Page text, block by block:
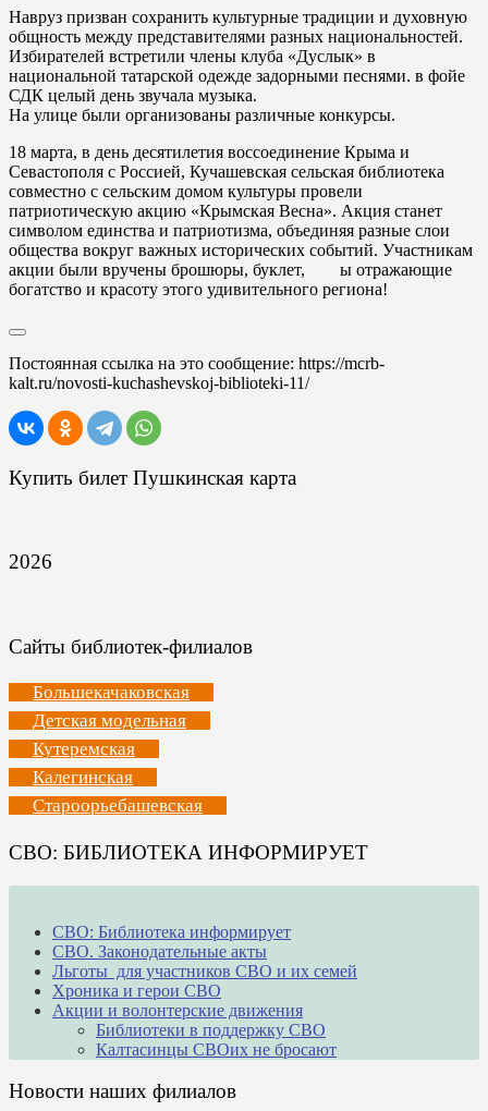
Навруз призван сохранить культурные традиции и духовную
общность между представителями разных национальностей.
Избирателей встретили члены клуба «Дуслык» в
национальной татарской одежде задорными песнями. в фойе
СДК целый день звучала музыка.
На улице были организованы различные конкурсы.
18 марта, в день десятилетия воссоединение Крыма и
Севастополя с Россией, Кучашевская сельская библиотека
совместно с сельским домом культуры провели
патриотическую акцию «Крымская Весна». Акция станет
символом единства и патриотизма, объединяя разные слои
общества вокруг важных исторических событий. Участникам
акции были вручены брошюры, буклет,
ы отражающие
богатство и красоту этого удивительного региона!
Постоянная ссылка на это сообщение: https://mcrb-
kalt.ru/novosti-kuchashevskoj-biblioteki-11/
Купить билет Пушкинская карта
2026
Сайты библиотек-филиалов
Большекачаковская
Детская модельная
Кутеремская
Калегинская
Староорьебашевская
СВО: БИБЛИОТЕКА ИНФОРМИРУЕТ
СВО: Библиотека информирует
СВО. Законодательные акты
Льготы для участников СВО и их семей
Хроника и герои СВО
Акции и волонтерские движения
Библиотеки в поддержку СВО
Калтасинцы СВОих не бросают
Новости наших филиалов